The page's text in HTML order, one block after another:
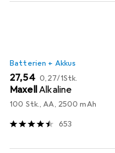
Batterien + Akkus
EUR
27,54 EUR
0,27/1Stk.
MaxellAlkaline
100 Stk., AA, 2500 mAh
653